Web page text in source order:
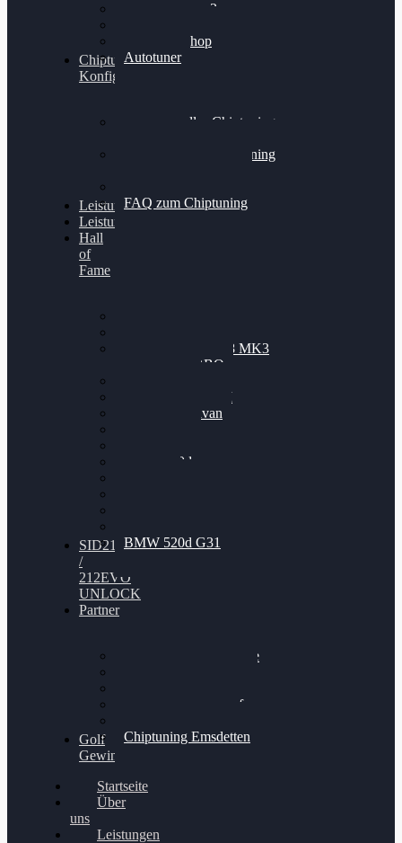
Alientech Kess3
Alientech Shop
Autotuner
Chiptuning
Konfigurator
Professionelles Chiptuning
Professionelles Chiptuning
FAQ zum Chiptuning
Leistungsmessung
Leistungsprüfstand
Hall
of
Fame
Nissan GT-R35 3.8 MK3
V6 TWINTURBO
VW Passat 2.0TDI
VW T6 Multivan
BMW 120d
BMW 520d G31
SID212
/
212EVO
UNLOCK
Partner
Bilgenroth Performance
Chiptuning Schüttorf
Chiptuning Emsdetten
Golf
Gewinnspiel
Startseite
Über
uns
Leistungen